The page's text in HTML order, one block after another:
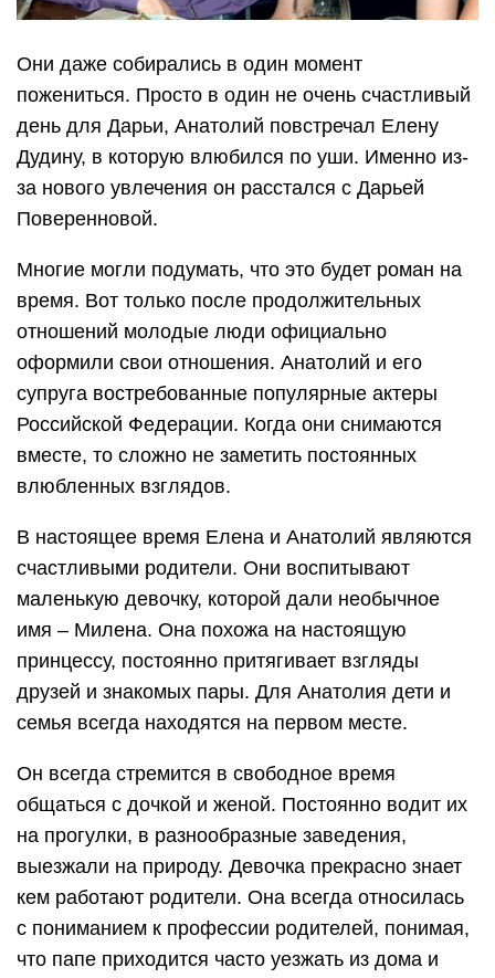
Они даже собирались в один момент
пожениться. Просто в один не очень счастливый
день для Дарьи, Анатолий повстречал Елену
Дудину, в которую влюбился по уши. Именно из-
за нового увлечения он расстался с Дарьей
Поверенновой.
Многие могли подумать, что это будет роман на
время. Вот только после продолжительных
отношений молодые люди официально
оформили свои отношения. Анатолий и его
супруга востребованные популярные актеры
Российской Федерации. Когда они снимаются
вместе, то сложно не заметить постоянных
влюбленных взглядов.
В настоящее время Елена и Анатолий являются
счастливыми родители. Они воспитывают
маленькую девочку, которой дали необычное
имя – Милена. Она похожа на настоящую
принцессу, постоянно притягивает взгляды
друзей и знакомых пары. Для Анатолия дети и
семья всегда находятся на первом месте.
Он всегда стремится в свободное время
общаться с дочкой и женой. Постоянно водит их
на прогулки, в разнообразные заведения,
выезжали на природу. Девочка прекрасно знает
кем работают родители. Она всегда относилась
с пониманием к профессии родителей, понимая,
что папе приходится часто уезжать из дома и